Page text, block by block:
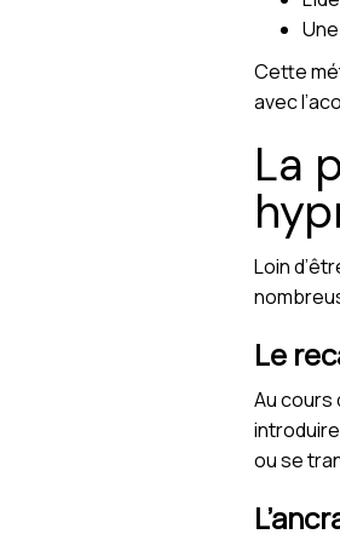
Cette
avec
La
Loin
Le
Au cours
ou se